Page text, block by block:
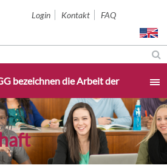
Navigation
Login Kontakt FAQ
bezeichnen die Arbeit der
transdisziplinär,
Was bedeutet das?
Alles unter
einem Dach